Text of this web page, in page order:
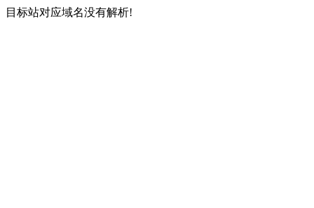
目标站对应域名没有解析!